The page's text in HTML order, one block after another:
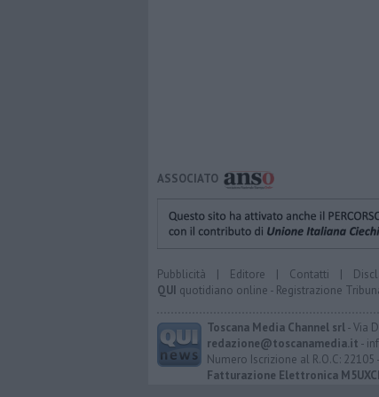
ASSOCIATO
Pubblicità | Editore | Contatti |
QUI quotidiano online - Registrazione
Toscana Media Channel srl- Via
redazione@toscanamedia.it -
Numero Iscrizione al R.O.C: 22105
Fatturazione Elettronica